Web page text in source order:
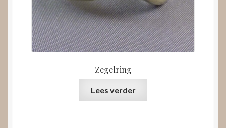
Zegelring
Lees verder